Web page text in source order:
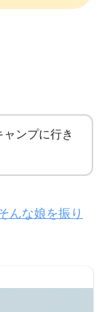
ンプに行き
んな娘を振り